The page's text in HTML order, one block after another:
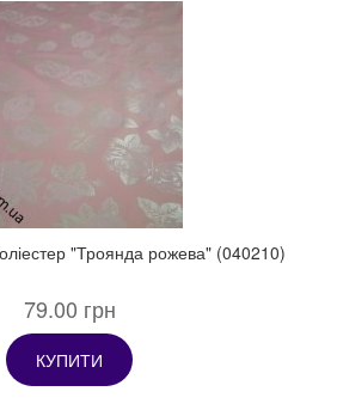
"Троянда рожева" (040210)
79.00 грн
КУПИТИ